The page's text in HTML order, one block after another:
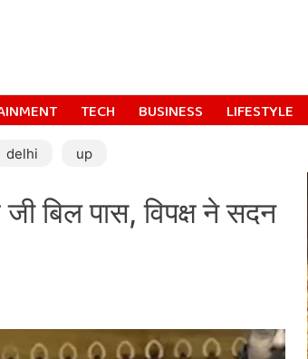
TECH BUSINESS LIFESTYLE
delhi up
बिल पास, विपक्ष ने सदन